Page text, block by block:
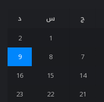
ج س د
1
2
7
8
9
14
15
16
21
22
23